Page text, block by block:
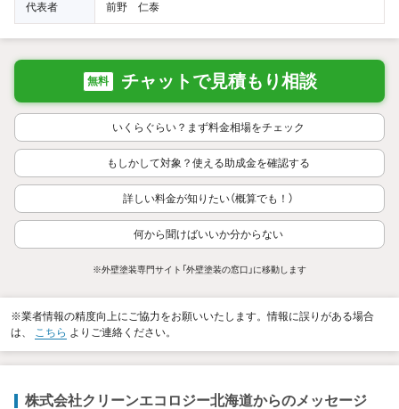
代表者 前野 仁泰
無料 チャットで見積もり相談
いくらぐらい？まず料金相場をチェック
もしかして対象？使える助成金を確認する
詳しい料金が知りたい（概算でも！）
何から聞けばいいか分からない
※外壁塗装専門サイト「外壁塗装の窓口」に移動します
※業者情報の精度向上にご協力をお願いいたします。情報に誤りがある場合
は、 こちら よりご連絡ください。
株式会社クリーンエコロジー北海道からのメッセージ